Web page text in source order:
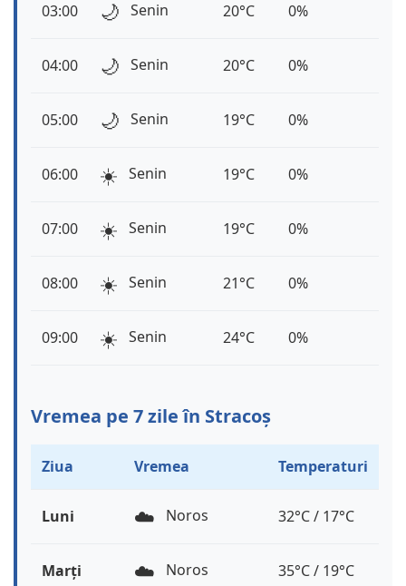
03:00 🌙 Senin 20°C 0%
04:00 🌙 Senin 20°C 0%
05:00 🌙 Senin 19°C 0%
06:00 ☀️ Senin 19°C 0%
07:00 ☀️ Senin 19°C 0%
08:00 ☀️ Senin 21°C 0%
09:00 ☀️ Senin 24°C 0%
Vremea pe 7 zile în Stracoș
Ziua Vremea Temperaturi
Luni ☁️ Noros 32°C / 17°C
Marți ☁️ Noros 35°C / 19°C